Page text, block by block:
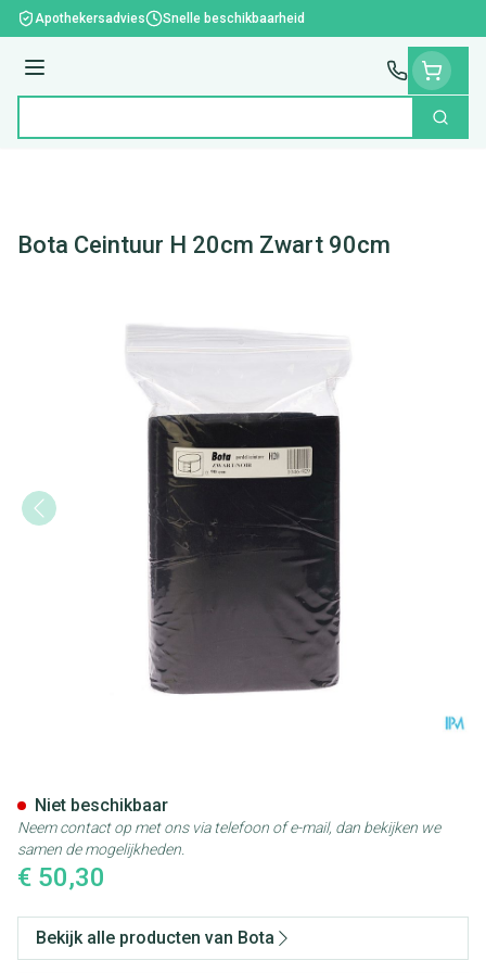
Ga naar de inhoud
Apothekersadvies Snelle beschikbaarheid
Menu
Zoek
Bota Ceintuur H 20cm Zwart 90cm
€ 50,30
Niet beschikbaar
Neem contact op met ons via telefoon of e-mail, dan bekijken we
samen de mogelijkheden.
Bekijk alle producten van Bota